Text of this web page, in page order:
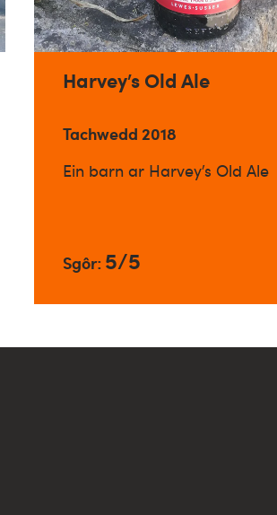
Harvey’s Old Ale
Tachwedd 2018
Ein barn ar Harvey’s Old Ale
Sgôr: 5/5